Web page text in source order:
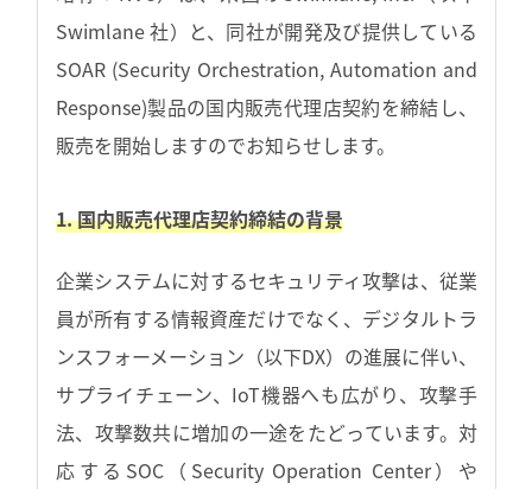
Swimlane 社）と、同社が開発及び提供している
SOAR (Security Orchestration, Automation and
Response)製品の国内販売代理店契約を締結し、
販売を開始しますのでお知らせします。
1. 国内販売代理店契約締結の背景
企業システムに対するセキュリティ攻撃は、従業
員が所有する情報資産だけでなく、デジタルトラ
ンスフォーメーション（以下DX）の進展に伴い、
サプライチェーン、IoT機器へも広がり、攻撃手
法、攻撃数共に増加の一途をたどっています。対
応するSOC（Security Operation Center）や